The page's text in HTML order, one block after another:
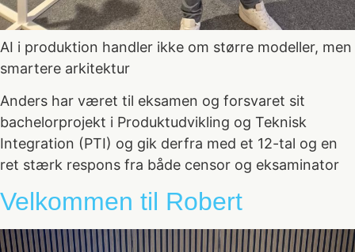
AI i produktion handler ikke om større modeller, men
smartere arkitektur
Anders har været til eksamen og forsvaret sit
bachelorprojekt i Produktudvikling og Teknisk
Integration (PTI) og gik derfra med et 12-tal og en
ret stærk respons fra både censor og eksaminator
Velkommen til Robert